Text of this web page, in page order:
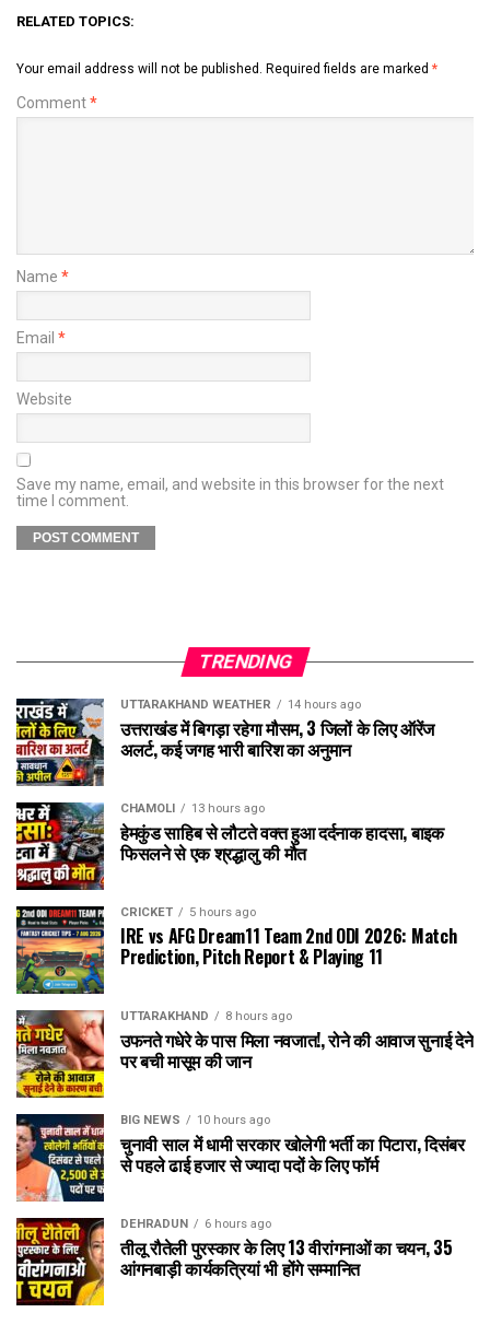
RELATED TOPICS:
Your email address will not be published. Required fields are marked *
Comment*
Name *
Email *
Website
Save my name, email, and website in this browser for the next
time I comment.
TRENDING
UTTARAKHAND WEATHER 14 hours ago
उत्तराखंड में बिगड़ा रहेगा मौसम, 3 जिलों के लिए ऑरेंज
अलर्ट, कई जगह भारी बारिश का अनुमान
CHAMOLI 13 hours ago
हेमकुंड साहिब से लौटते वक्त हुआ दर्दनाक हादसा, बाइक
फिसलने से एक श्रद्धालु की मौत
CRICKET 5 hours ago
IRE vs AFG Dream11 Team 2nd ODI 2026: Match
Prediction, Pitch Report & Playing 11
UTTARAKHAND 8 hours ago
उफनते गधेरे के पास मिला नवजात!, रोने की आवाज सुनाई देने
पर बची मासूम की जान
BIG NEWS 10 hours ago
चुनावी साल में धामी सरकार खोलेगी भर्ती का पिटारा, दिसंबर
से पहले ढाई हजार से ज्यादा पदों के लिए फॉर्म
DEHRADUN 6 hours ago
तीलू रौतेली पुरस्कार के लिए 13 वीरांगनाओं का चयन, 35
आंगनबाड़ी कार्यकत्रियां भी होंगे सम्मानित